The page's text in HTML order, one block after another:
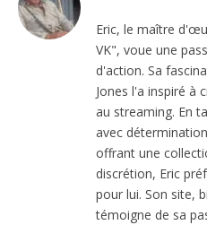
Eric, le maître
VK", voue une
d'action. Sa
Jones l'a inspiré à
au streaming. En
avec
offrant une
discrétion, Eric
pour lui. Son site,
témoigne de sa